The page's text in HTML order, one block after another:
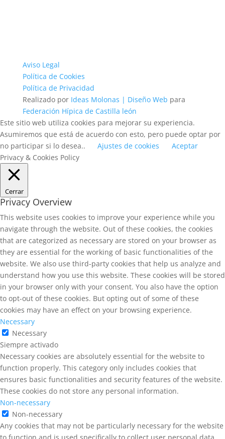
Aviso Legal
Política de Cookies
Política de Privacidad
Realizado por Ideas Molonas | Diseño Web para
Federación Hípica de Castilla león
Este sitio web utiliza cookies para mejorar su experiencia.
Asumiremos que está de acuerdo con esto, pero puede optar por
no participar si lo desea..
Ajustes de cookies
Aceptar
Privacy & Cookies Policy
Cerrar
Privacy Overview
This website uses cookies to improve your experience while you
navigate through the website. Out of these cookies, the cookies
that are categorized as necessary are stored on your browser as
they are essential for the working of basic functionalities of the
website. We also use third-party cookies that help us analyze and
understand how you use this website. These cookies will be stored
in your browser only with your consent. You also have the option
to opt-out of these cookies. But opting out of some of these
cookies may have an effect on your browsing experience.
Necessary
Necessary
Siempre activado
Necessary cookies are absolutely essential for the website to
function properly. This category only includes cookies that
ensures basic functionalities and security features of the website.
These cookies do not store any personal information.
Non-necessary
Non-necessary
Any cookies that may not be particularly necessary for the website